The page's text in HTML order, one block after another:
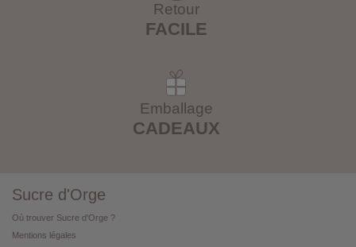
Retour
FACILE
Emballage
CADEAUX
Sucre d'Orge
Où trouver Sucre d'Orge ?
Mentions légales